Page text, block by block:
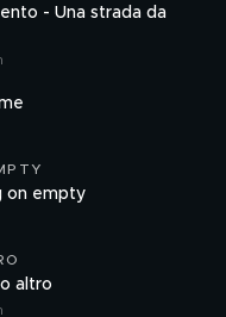
- Una strada da
on empty
altro